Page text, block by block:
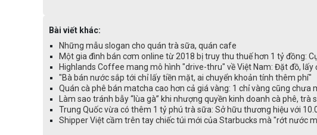
Bài viết khác:
Những mẫu slogan cho quán trà sữa, quán cafe
Một gia đình bán cơm online từ 2018 bị truy thu thuế hơn 1 tỷ đồng:
Highlands Coffee mang mô hình "drive-thru" về Việt Nam: Đặt đồ, lấy
"Bà bán nước sắp tới chỉ lấy tiền mặt, ai chuyển khoản tính thêm phí"
Quán cà phê bán matcha cao hơn cả giá vàng: 1 chỉ vàng cũng chưa
Làm sao tránh bẫy “lùa gà” khi nhượng quyền kinh doanh cà phê, trà
Trung Quốc vừa có thêm 1 tỷ phú trà sữa: Sở hữu thương hiệu với
Shipper Việt cầm trên tay chiếc túi mới của Starbucks mà "rớt nước